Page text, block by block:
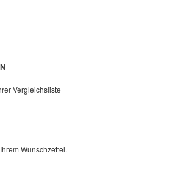
Vergleichsliste
Wunschzettel.